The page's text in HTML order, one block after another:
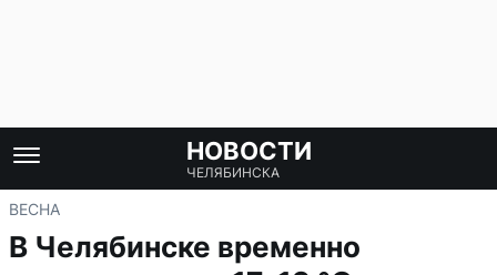
НОВОСТИ
ЧЕЛЯБИНСКА
ВЕСНА
В Челябинске временно